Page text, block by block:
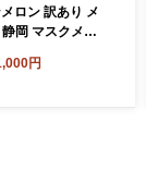
メロン 訳あり メ
岡 マスクメロ
円